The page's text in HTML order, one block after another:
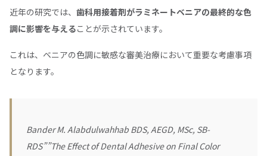
近年の研究では、 歯科用接着剤がラミネートベニアの最終的な色
調に影響を与えることが示されています。
これは、ベニアの色調に敏感な審美治療において重要な考慮事項
となります。
Bander M. Alabdulwahhab BDS, AEGD, MSc, SB-
RDS””The Effect of Dental Adhesive on Final Color